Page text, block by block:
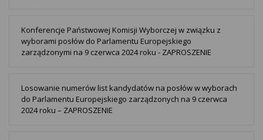
Konferencje Państwowej Komisji Wyborczej w związku z
wyborami posłów do Parlamentu Europejskiego
zarządzonymi na 9 czerwca 2024 roku - ZAPROSZENIE
Losowanie numerów list kandydatów na posłów w wyborach
do Parlamentu Europejskiego zarządzonych na 9 czerwca
2024 roku – ZAPROSZENIE